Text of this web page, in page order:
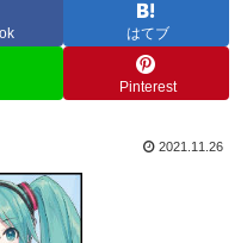
はてブ
Pinterest
2021.11.26